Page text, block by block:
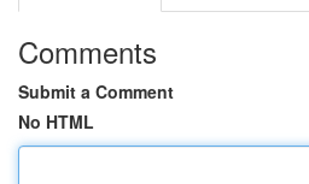
Comments
Submit a Comment
No HTML